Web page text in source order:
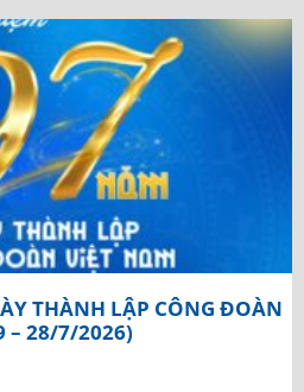
THÀNH LẬP CÔNG ĐOÀN
– 28/7/2026)